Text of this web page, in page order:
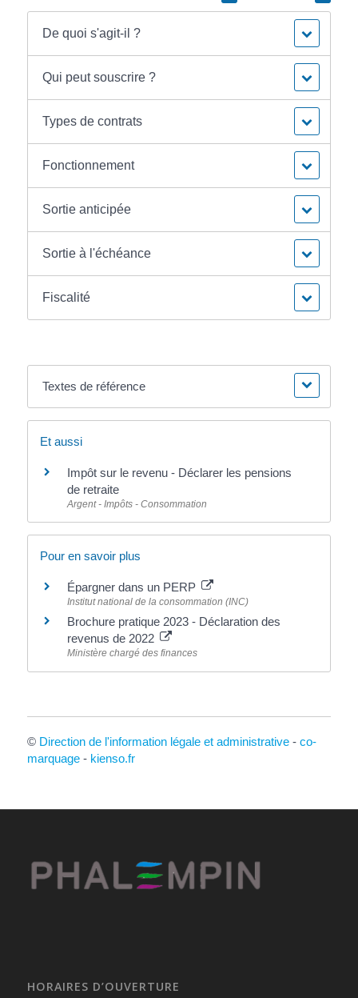
De quoi s'agit-il ?
Qui peut souscrire ?
Types de contrats
Fonctionnement
Sortie anticipée
Sortie à l'échéance
Fiscalité
Textes de référence
Et aussi
Impôt sur le revenu - Déclarer les pensions
de retraite
Argent - Impôts - Consommation
Pour en savoir plus
Épargner dans un PERP
Institut national de la consommation (INC)
Brochure pratique 2023 - Déclaration des
revenus de 2022
Ministère chargé des finances
© Direction de l'information légale et administrative- co-
marquage- kienso.fr
HORAIRES D’OUVERTURE